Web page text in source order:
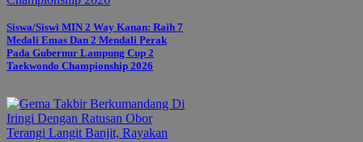
Siswa/Siswi MIN 2 Way Kanan: Raih 7
Medali Emas Dan 2 Mendali Perak
Pada Gubernur Lampung Cup 2
Taekwondo Championship 2026